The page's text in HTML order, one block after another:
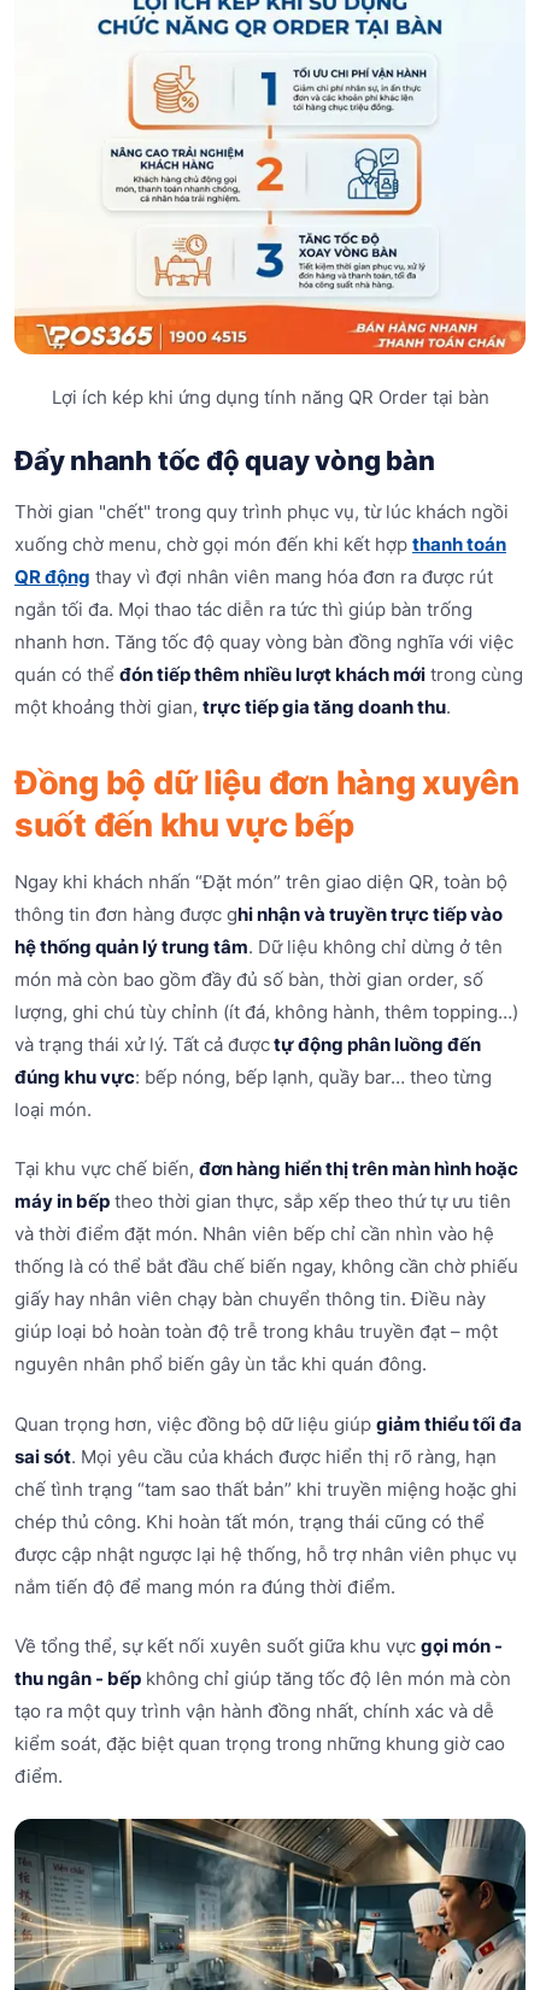
Lợi ích kép khi ứng dụng tính năng QR Order tại bàn
Đẩy nhanh tốc độ quay vòng bàn
Thời gian "chết" trong quy trình phục vụ, từ lúc khách ngồi
xuống chờ menu, chờ gọi món đến khi kết hợp thanh toán
QR động thay vì đợi nhân viên mang hóa đơn ra được rút
ngắn tối đa. Mọi thao tác diễn ra tức thì giúp bàn trống
nhanh hơn. Tăng tốc độ quay vòng bàn đồng nghĩa với việc
quán có thể đón tiếp thêm nhiều lượt khách mới trong cùng
một khoảng thời gian, trực tiếp gia tăng doanh thu.
Đồng bộ dữ liệu đơn hàng xuyên
suốt đến khu vực bếp
Ngay khi khách nhấn “Đặt món” trên giao diện QR, toàn bộ
thông tin đơn hàng được ghi nhận và truyền trực tiếp vào
hệ thống quản lý trung tâm. Dữ liệu không chỉ dừng ở tên
món mà còn bao gồm đầy đủ số bàn, thời gian order, số
lượng, ghi chú tùy chỉnh (ít đá, không hành, thêm topping…)
và trạng thái xử lý. Tất cả đượctự động phân luồng đến
đúng khu vực: bếp nóng, bếp lạnh, quầy bar… theo từng
loại món.
Tại khu vực chế biến, đơn hàng hiển thị trên màn hình hoặc
máy in bếp theo thời gian thực, sắp xếp theo thứ tự ưu tiên
và thời điểm đặt món. Nhân viên bếp chỉ cần nhìn vào hệ
thống là có thể bắt đầu chế biến ngay, không cần chờ phiếu
giấy hay nhân viên chạy bàn chuyển thông tin. Điều này
giúp loại bỏ hoàn toàn độ trễ trong khâu truyền đạt – một
nguyên nhân phổ biến gây ùn tắc khi quán đông.
Quan trọng hơn, việc đồng bộ dữ liệu giúp giảm thiểu tối đa
sai sót. Mọi yêu cầu của khách được hiển thị rõ ràng, hạn
chế tình trạng “tam sao thất bản” khi truyền miệng hoặc ghi
chép thủ công. Khi hoàn tất món, trạng thái cũng có thể
được cập nhật ngược lại hệ thống, hỗ trợ nhân viên phục vụ
nắm tiến độ để mang món ra đúng thời điểm.
Về tổng thể, sự kết nối xuyên suốt giữa khu vực gọi món -
thu ngân - bếp không chỉ giúp tăng tốc độ lên món mà còn
tạo ra một quy trình vận hành đồng nhất, chính xác và dễ
kiểm soát, đặc biệt quan trọng trong những khung giờ cao
điểm.